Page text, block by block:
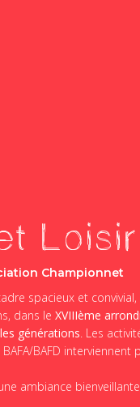
Championnet
spacieux et convivial,
dans le XVIIIème
générations. Les
BAFD interviennent
ambiance